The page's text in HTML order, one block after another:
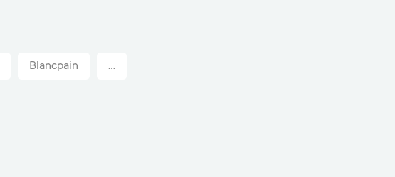
Blancpain ...